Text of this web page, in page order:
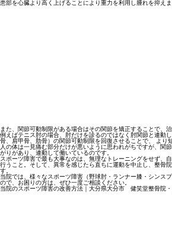
患部を心臓より高く上げることにより重力を利用し腫れを抑えま
また、関節可動制限がある場合はその関節を矯正することで、
例えばテニス肘の場合、肘だけを診るのではなく肘関節と連動
骨、肩甲骨、肋骨）の関節可動制限を回復させることで、 より
人の体は一見痛む部分だけが悪いように思われがちですが、関
がりがあり、連動して働いているのです。
スポーツ障害で最も大事なのは、無理なトレーニングをせず、
行うこと。そして、異常を感じたら直ちに運動を中止し、整骨
す。
当院では、様々なスポーツ障害（野球肘・ランナー膝・シンス
ので、お困りの方は、ぜひ一度ご相談ください。
当院のスポーツ障害の改善方法｜大分県大分市 健笑堂整骨院